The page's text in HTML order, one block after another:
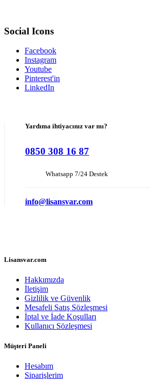
Social Icons
Facebook
Instagram
Youtube
Pinterest'in
LinkedIn
Yardıma ihtiyacınız var mı?
0850 308 16 87
Whatsapp 7/24 Destek
info@lisansvar.com
Lisansvar.com
Hakkımızda
İletişim
Gizlilik ve Güvenlik
Mesafeli Satış Sözleşmesi
İptal ve İade Koşulları
Kullanıcı Sözleşmesi
Müşteri Paneli
Hesabım
Siparişlerim